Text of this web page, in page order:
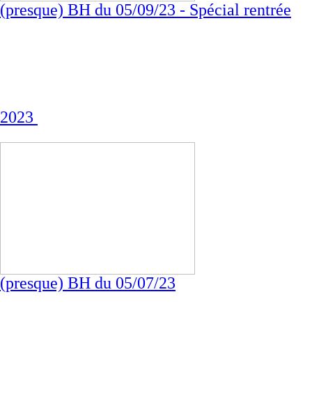
(presque) BH du 05/09/23 - Spécial rentrée
2023
(presque) BH du 05/07/23